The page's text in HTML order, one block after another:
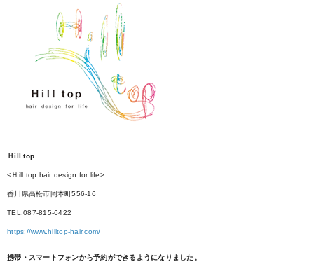
Ｈill top
<Ｈill top hair design for life>
香川県高松市岡本町556-16
TEL:087-815-6422
https://www.hilltop-hair.com/
携帯・スマートフォンから予約ができるようになりました。